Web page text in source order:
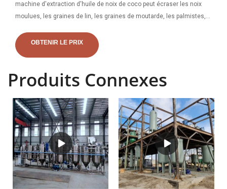
machine d'extraction d'huile de noix de coco peut écraser les noix
moulues, les graines de lin, les graines de moutarde, les palmistes,
trouvez des détails complets sur les machines de moulin à huile de
noix de coco à haute efficacité au Kerala, les machines à huile de
les machines de moulin à huile de noix de coco au Kerala auprès du
And Oil Machinery Co., Ltd.
OBTENIR LE PRIX
Produits Connexes